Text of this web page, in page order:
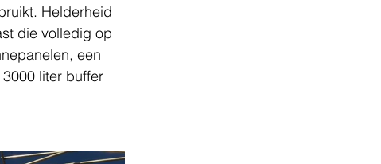
Helderheid
die volledig op
een
liter buffer